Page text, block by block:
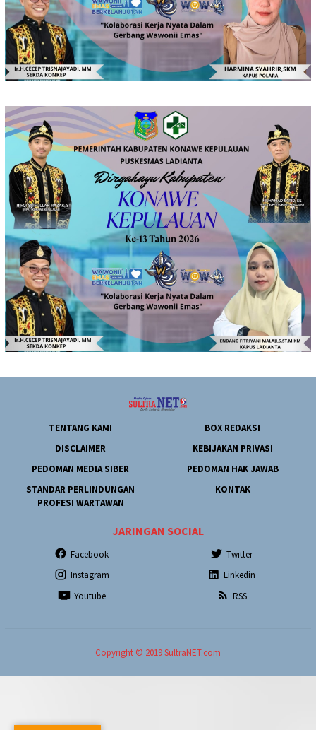
TENTANG KAMI
BOX REDAKSI
DISCLAIMER
KEBIJAKAN PRIVASI
PEDOMAN MEDIA SIBER
PEDOMAN HAK JAWAB
STANDAR PERLINDUNGAN
PROFESI WARTAWAN
KONTAK
JARINGAN SOCIAL
Facebook
Twitter
Instagram
Linkedin
Youtube
RSS
Copyright © 2019 SultraNET.com